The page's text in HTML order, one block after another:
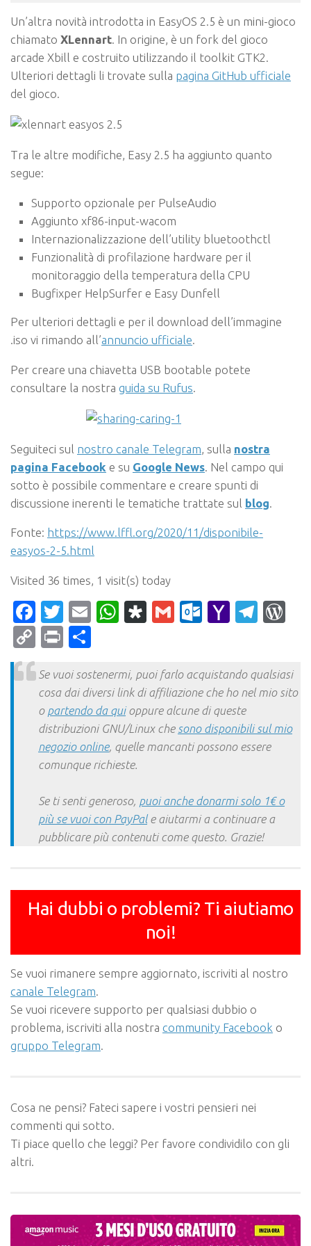
Un’altra novità introdotta in EasyOS 2.5 è un mini-gioco
chiamato XLennart. In origine, è un fork del gioco
arcade Xbill e costruito utilizzando il toolkit GTK2.
Ulteriori dettagli li trovate sulla pagina GitHub ufficiale
del gioco.
Tra le altre modifiche, Easy 2.5 ha aggiunto quanto
segue:
Supporto opzionale per PulseAudio
Aggiunto xf86-input-wacom
Internazionalizzazione dell’utility bluetoothctl
Funzionalità di profilazione hardware per il
monitoraggio della temperatura della CPU
Bugfixper HelpSurfer e Easy Dunfell
Per ulteriori dettagli e per il download dell’immagine
.iso vi rimando all’annuncio ufficiale.
Per creare una chiavetta USB bootable potete
consultare la nostra guida su Rufus
Seguiteci sul nostro canale Telegram , sulla nostra
pagina Facebook e su Google News . Nel campo qui
sotto è possibile commentare e creare spunti di
discussione inerenti le tematiche trattate sul blog
Fonte: https://www.lffl.org/2020/11/disponibile-
easyos-2-5.html
Visited 36 times, 1 visit(s) today
Facebook
Twitter
EmailWhatsApp
Diaspora
Gmail Yahoo
CopyPrint
Se vuoi sostenermi, puoi farlo acquistando qualsiasi
cosa dai diversi link di affiliazione che ho nel mio sito
o partendo da quioppure alcune di queste
distribuzioni GNU/Linux che sono disponibili sul mio
negozio online, quelle mancanti possono essere
comunque richieste.
Se ti senti generoso, puoi anche donarmi solo 1€ o
più se vuoi con PayPale aiutarmi a continuare a
pubblicare più contenuti come questo. Grazie!
Hai dubbi o problemi? Ti aiutiamo
noi!
Se vuoi rimanere sempre aggiornato, iscriviti al nostro
canale Telegram.
Se vuoi ricevere supporto per qualsiasi dubbio o
problema, iscriviti alla nostra community Facebook o
gruppo Telegram.
Cosa ne pensi? Fateci sapere i vostri pensieri nei
commenti qui sotto.
Ti piace quello che leggi? Per favore condividilo con gli
altri.